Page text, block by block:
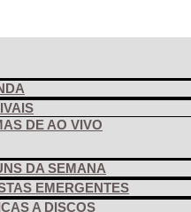
DE AO VIVO
DA SEMANA
EMERGENTES
A DISCOS